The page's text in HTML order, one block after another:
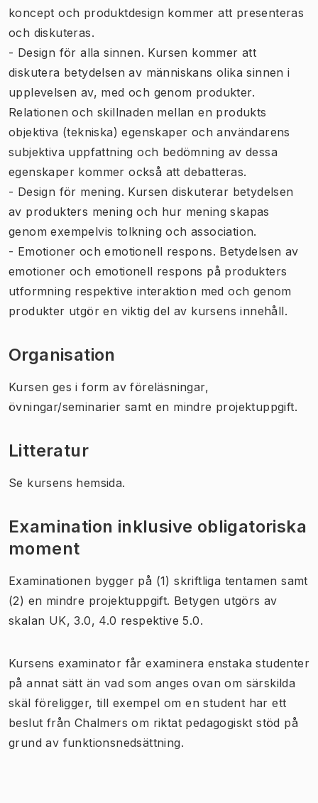
koncept och produktdesign kommer att presenteras
och diskuteras.
- Design för alla sinnen. Kursen kommer att
diskutera betydelsen av människans olika sinnen i
upplevelsen av, med och genom produkter.
Relationen och skillnaden mellan en produkts
objektiva (tekniska) egenskaper och användarens
subjektiva uppfattning och bedömning av dessa
egenskaper kommer också att debatteras.
- Design för mening. Kursen diskuterar betydelsen
av produkters mening och hur mening skapas
genom exempelvis tolkning och association.
- Emotioner och emotionell respons. Betydelsen av
emotioner och emotionell respons på produkters
utformning respektive interaktion med och genom
produkter utgör en viktig del av kursens innehåll.
Organisation
Kursen ges i form av föreläsningar,
övningar/seminarier samt en mindre projektuppgift.
Litteratur
Se kursens hemsida.
Examination inklusive obligatoriska
moment
Examinationen bygger på (1) skriftliga tentamen samt
(2) en mindre projektuppgift. Betygen utgörs av
skalan UK, 3.0, 4.0 respektive 5.0.
Kursens examinator får examinera enstaka studenter
på annat sätt än vad som anges ovan om särskilda
skäl föreligger, till exempel om en student har ett
beslut från Chalmers om riktat pedagogiskt stöd på
grund av funktionsnedsättning.